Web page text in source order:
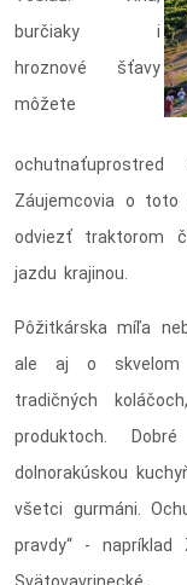
burčiaky i
hroznové šťavy
môžete
Záujemcovia o toto
odviezť traktorom
jazdu krajinou.
Pôžitkárska míľa
ale aj o skvelom
tradičných
produktoch.
dolnorakúskou
všetci gurmáni.
pravdy“ - napríklad